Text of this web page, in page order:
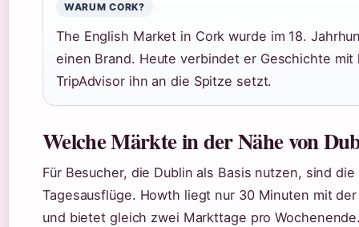
WARUM CORK?
The English Market in Cork wurde im 18.
einen Brand. Heute verbindet er Geschichte
TripAdvisor ihn an die Spitze setzt.
Welche Märkte in der Nähe von
Für Besucher, die Dublin als Basis nutzen, sind
Tagesausflüge. Howth liegt nur 30 Minuten mit
und bietet gleich zwei Markttage pro